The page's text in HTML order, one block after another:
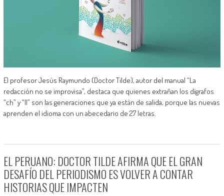
El profesor Jesús Raymundo (Doctor Tilde), autor del manual “La
redacción no se improvisa”, destaca que quienes extrañan los dígrafos
“ch” y “ll” son las generaciones que ya están de salida, porque las nuevas
aprenden el idioma con un abecedario de 27 letras.
EL PERUANO: DOCTOR TILDE AFIRMA QUE EL GRAN
DESAFÍO DEL PERIODISMO ES VOLVER A CONTAR
HISTORIAS QUE IMPACTEN